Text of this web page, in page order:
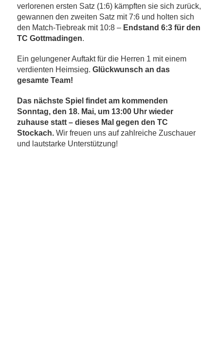
verlorenen ersten Satz (1:6) kämpften sie sich zurück,
gewannen den zweiten Satz mit 7:6 und holten sich
den Match-Tiebreak mit 10:8 – Endstand 6:3 für den
TC Gottmadingen.
Ein gelungener Auftakt für die Herren 1 mit einem
verdienten Heimsieg. Glückwunsch an das
gesamte Team!
Das nächste Spiel findet am kommenden
Sonntag, den 18. Mai, um 13:00 Uhr wieder
zuhause statt – dieses Mal gegen den TC
Stockach. Wir freuen uns auf zahlreiche Zuschauer
und lautstarke Unterstützung!